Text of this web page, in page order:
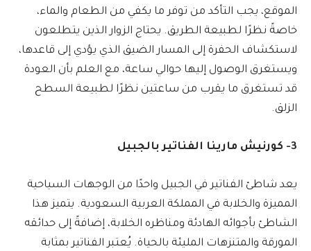
الموقع، يجب التأكد من توفر ما يكفي من الطعام والماء،
خاصةً نظرًا لطبيعة الطريق. يحتاج الزوار الذين يتطلعون
لاستكشاف الحفرة إلى المسار الضيق الذي يؤدي إلى قاعدها،
ويستغرق الوصول إليها حوالي ساعة، مع العلم بأن العودة
قد تستغرق ما يقرب من ساعتين نظرًا لطبيعة السطح
الزلق.
3- كورنيش مارينا الفناتير بالجبيل
يعد شاطئ الفناتير في الجبيل واحدًا من الوجهات السياحية
المميزة والخلابة في المملكة العربية السعودية. يتميز هذا
الشاطئ بأجوائه الهادئة ومناظره الخلابة، إضافةً إلى حدائقه
المورقة والمتنزهات المليئة بالحياة. يُعتبر الفناتير بمثابة